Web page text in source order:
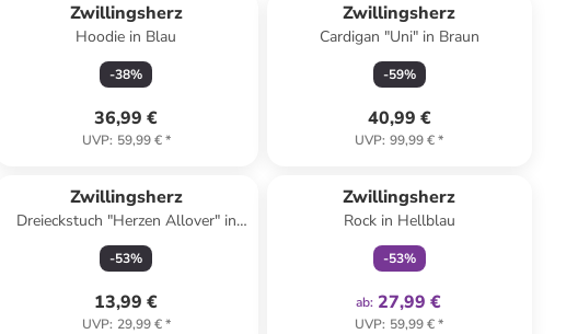
Zwillingsherz
Hoodie in Blau
-38%
36,99 €
UVP: 59,99 €*
Zwillingsherz
Cardigan "Uni" in Braun
-59%
40,99 €
UVP: 99,99 €*
Zwillingsherz
Dreieckstuch "Herzen Allover" in
Beige/ Hellbraun - (L)138 x (B)68
cm
-53%
13,99 €
UVP: 29,99 €*
Zwillingsherz
Rock in Hellblau
-53%
ab: 27,99 €
UVP: 59,99 €*